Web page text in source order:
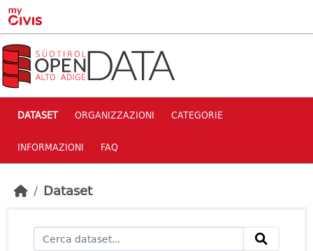
Skip to main content
DATASET ORGANIZZAZIONI CATEGORIE
INFORMAZIONI FAQ
Dataset